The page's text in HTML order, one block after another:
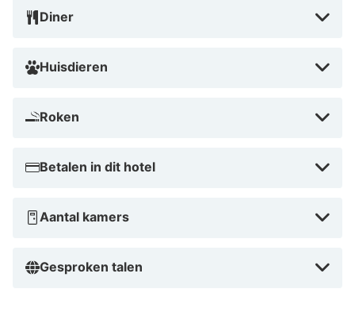
Diner
Huisdieren
Roken
Betalen in dit hotel
Aantal kamers
Gesproken talen